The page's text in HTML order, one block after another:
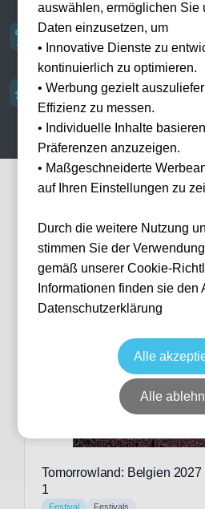
16+ Stages
Von der Mainstage bis zu
versteckten Bühnen im Wald
800+ DJs
Die weltbesten Electronic-Acts
Zwei
Tomorrowland: Belgien 2027
1
Festival
Festivals
auswählen, ermöglichen Sie
Daten einzusetzen, um
• Innovative Dienste zu
kontinuierlich zu optimieren.
• Werbung gezielt
Effizienz zu messen.
• Individuelle Inhalte
Präferenzen anzuzeigen.
• Maßgeschneiderte
auf Ihren Einstellungen zu
Durch die weitere Nutzung
stimmen Sie der
gemäß unserer Cookie-
Informationen finden sie den
Datenschutzerklärung
Alle
Alle